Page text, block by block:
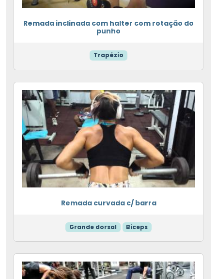
Remada inclinada com halter com rotação do
punho
Trapézio
Remada curvada c/ barra
Grande dorsal Bíceps